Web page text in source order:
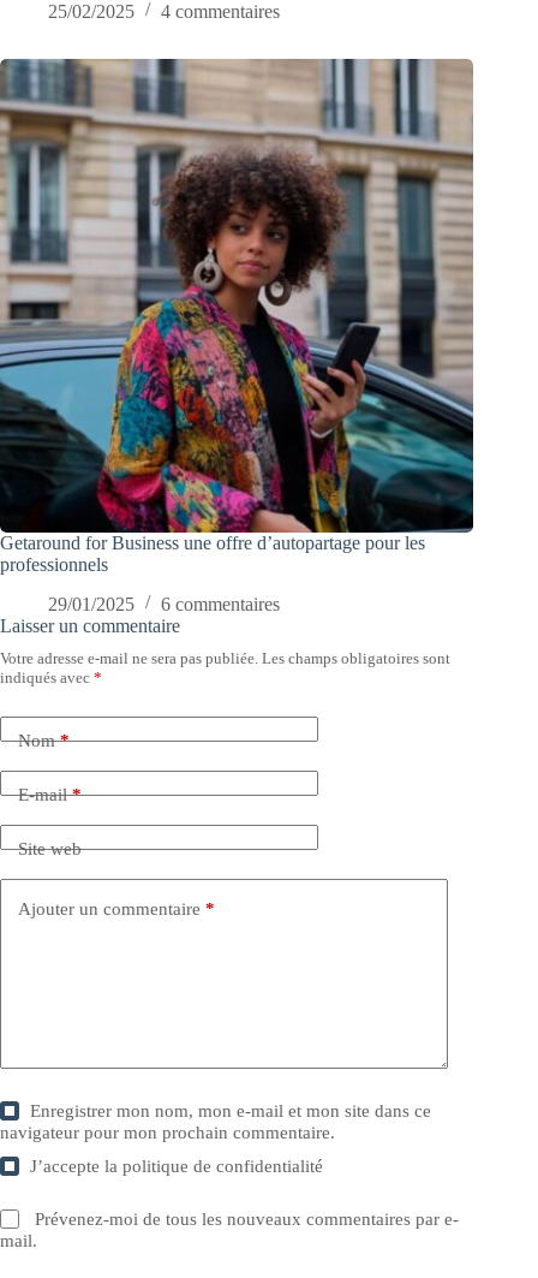
25/02/2025
4 commentaires
Getaround for Business une offre d’autopartage pour les
professionnels
29/01/2025
6 commentaires
Laisser un commentaire
Votre adresse e-mail ne sera pas publiée. Les champs obligatoires sont
indiqués avec *
Nom*
E-mail*
Site web
Ajouter un commentaire *
Enregistrer mon nom, mon e-mail et mon site dans ce
navigateur pour mon prochain commentaire.
J’accepte lapolitique de confidentialité
Prévenez-moi de tous les nouveaux commentaires par e-
mail.